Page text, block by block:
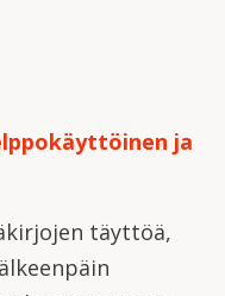
ja
täyttöä,